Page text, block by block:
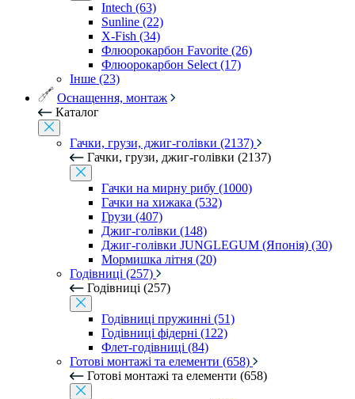
Intech (63)
Sunline (22)
X-Fish (34)
Флюорокарбон Favorite (26)
Флюорокарбон Select (17)
Інше (23)
Оснащення, монтаж
Каталог
Гачки, грузи, джиг-голівки (2137)
Гачки, грузи, джиг-голівки (2137)
Гачки на мирну рибу (1000)
Гачки на хижака (532)
Грузи (407)
Джиг-голівки (148)
Джиг-голівки JUNGLEGUM (Японія) (30)
Мормишка літня (20)
Годівниці (257)
Годівниці (257)
Годівниці пружинні (51)
Годівниці фідерні (122)
Флет-годівниці (84)
Готові монтажі та елементи (658)
Готові монтажі та елементи (658)